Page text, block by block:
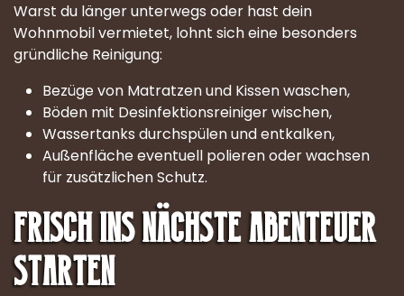
Warst du länger unterwegs oder hast dein
Wohnmobil vermietet, lohnt sich eine besonders
gründliche Reinigung:
Bezüge von Matratzen und Kissen waschen,
Böden mit Desinfektionsreiniger wischen,
Wassertanks durchspülen und entkalken,
Außenfläche eventuell polieren oder wachsen
für zusätzlichen Schutz.
Frisch ins nächste Abenteuer
starten